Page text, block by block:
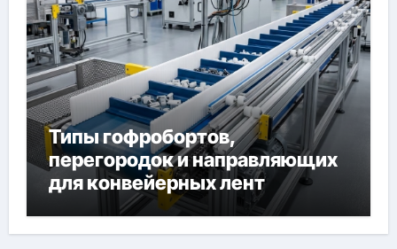
Типы гофробортов,
перегородок и направляющих
для конвейерных лент